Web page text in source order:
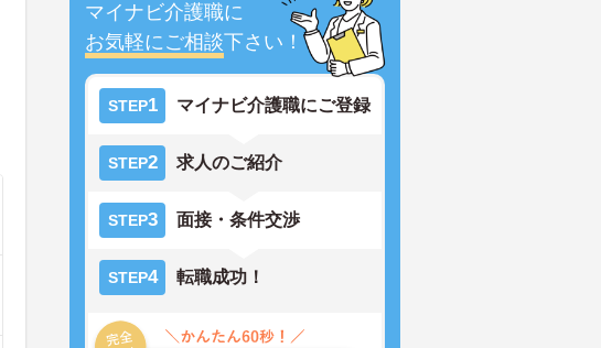
マイナビ介護職に
お気軽にご相談下さい！
STEP1 マイナビ介護職にご登録
STEP2 求人のご紹介
STEP3 面接・条件交渉
STEP4 転職成功！